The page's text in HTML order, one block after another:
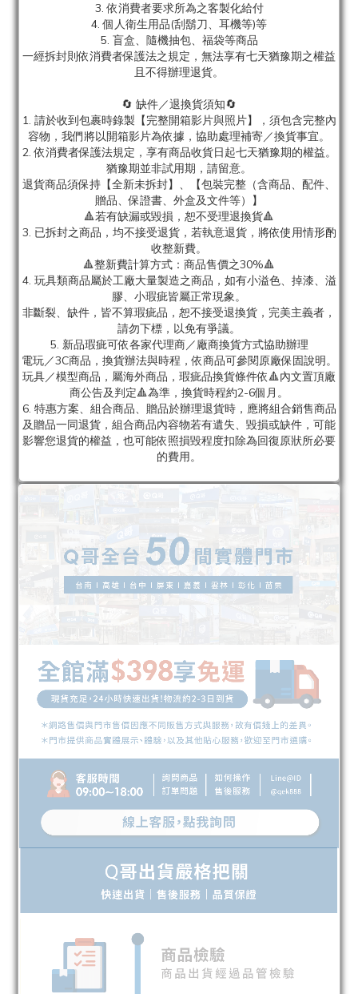
3. 依消費者要求所為之客製化給付
4. 個人衛生用品(刮鬍刀、耳機等)等
5. 盲盒、隨機抽包、福袋等商品
一經拆封則依消費者保護法之規定，無法享有七天猶豫期之權益
且不得辦理退貨。
🔄 缺件／退換貨須知🔄
1. 請於收到包裹時錄製【完整開箱影片與照片】，須包含完整內
容物，我們將以開箱影片為依據，協助處理補寄／換貨事宜。
2. 依消費者保護法規定，享有商品收貨日起七天猶豫期的權益。
猶豫期並非試用期，請留意。
退貨商品須保持【全新未拆封】、【包裝完整（含商品、配件、
贈品、保證書、外盒及文件等）】
🔺若有缺漏或毀損，恕不受理退換貨🔺
3. 已拆封之商品，均不接受退貨，若執意退貨，將依使用情形酌
收整新費。
🔺整新費計算方式：商品售價之30%🔺
4. 玩具類商品屬於工廠大量製造之商品，如有小溢色、掉漆、溢
膠、小瑕疵皆屬正常現象。
非斷裂、缺件，皆不算瑕疵品，恕不接受退換貨，完美主義者，
請勿下標，以免有爭議。
5. 新品瑕疵可依各家代理商／廠商換貨方式協助辦理
電玩／3C商品，換貨辦法與時程，依商品可參閱原廠保固說明。
玩具／模型商品，屬海外商品，瑕疵品換貨條件依🔺內文置頂廠
商公告及判定🔺為準，換貨時程約2-6個月。
6. 特惠方案、組合商品、贈品於辦理退貨時，應將組合銷售商品
及贈品一同退貨，組合商品內容物若有遺失、毀損或缺件，可能
影響您退貨的權益，也可能依照損毀程度扣除為回復原狀所必要
的費用。